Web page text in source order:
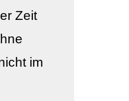
Zeit
im